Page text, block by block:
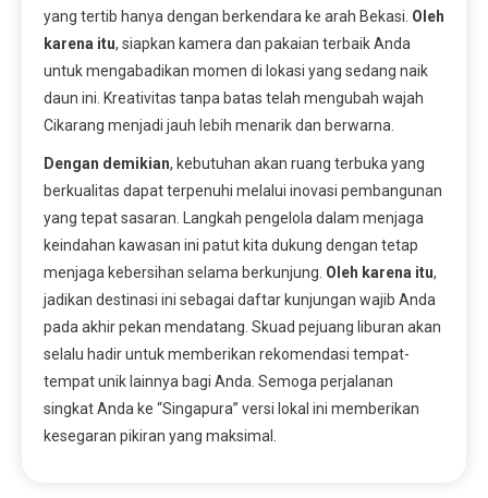
yang tertib hanya dengan berkendara ke arah Bekasi. Oleh
karena itu, siapkan kamera dan pakaian terbaik Anda
untuk mengabadikan momen di lokasi yang sedang naik
daun ini. Kreativitas tanpa batas telah mengubah wajah
Cikarang menjadi jauh lebih menarik dan berwarna.
Dengan demikian, kebutuhan akan ruang terbuka yang
berkualitas dapat terpenuhi melalui inovasi pembangunan
yang tepat sasaran. Langkah pengelola dalam menjaga
keindahan kawasan ini patut kita dukung dengan tetap
menjaga kebersihan selama berkunjung. Oleh karena itu,
jadikan destinasi ini sebagai daftar kunjungan wajib Anda
pada akhir pekan mendatang. Skuad pejuang liburan akan
selalu hadir untuk memberikan rekomendasi tempat-
tempat unik lainnya bagi Anda. Semoga perjalanan
singkat Anda ke “Singapura” versi lokal ini memberikan
kesegaran pikiran yang maksimal.